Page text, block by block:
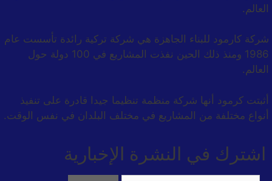
العالم.
شركة كارمود للبناء الجاهزة هي شركة تركية رائدة تأسست عام
1986 ومنذ ذلك الحين نفذت المشاريع في 100 دولة حول
العالم.
أثبتت كرمود أنها شركة منظمة تنظيما جيدا قادرة على تنفيذ
أنواع مختلفة من المشاريع في مختلف البلدان في نفس الوقت.
اشترك في النشرة الإخبارية